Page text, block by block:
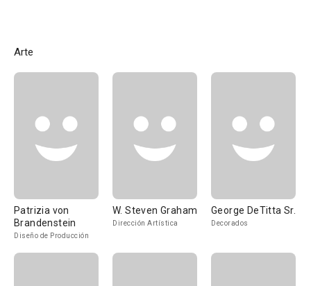
Arte
Patrizia von
Brandenstein
Diseño de Producción
W. Steven Graham
Dirección Artística
George DeTitta Sr.
Decorados